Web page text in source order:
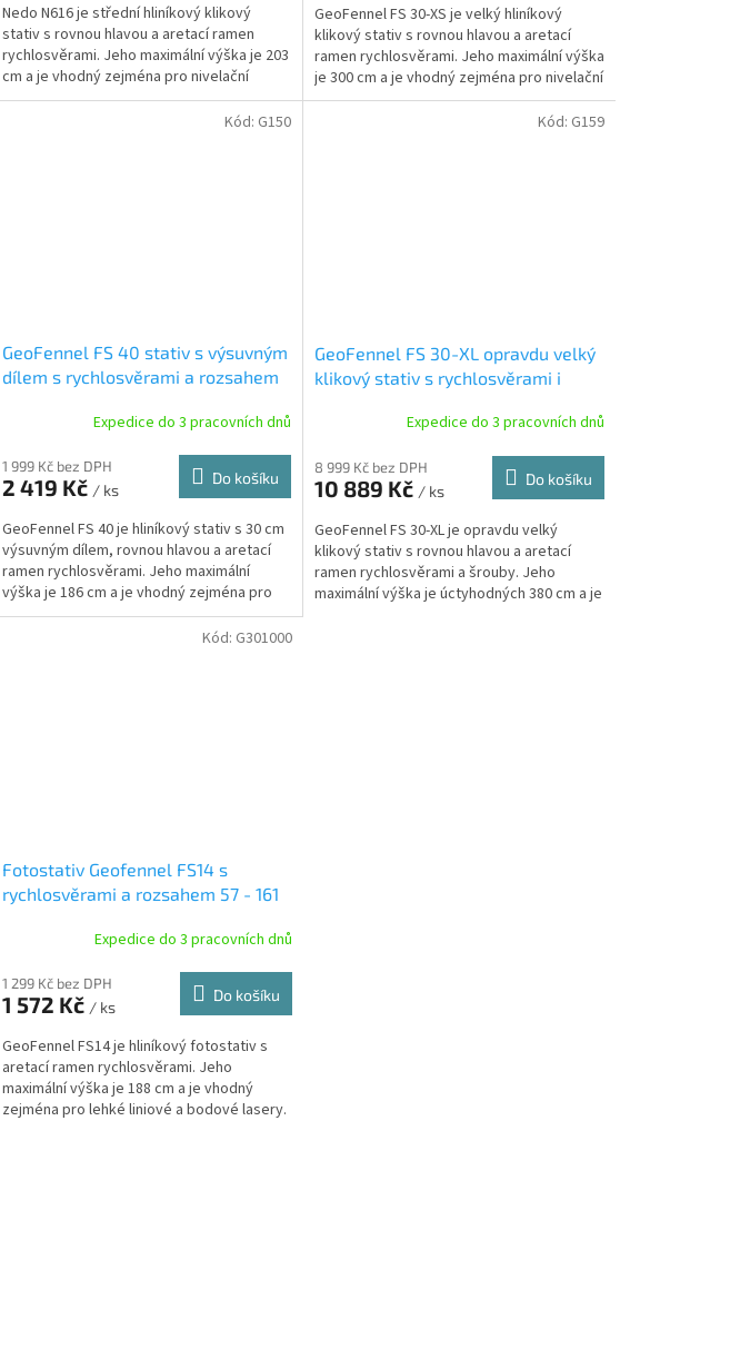
Nedo N616 je střední hliníkový klikový
stativ s rovnou hlavou a aretací ramen
rychlosvěrami. Jeho maximální výška je 203
cm a je vhodný zejména pro nivelační
přístroje, rotační...
GeoFennel FS 30-XS je velký hliníkový
klikový stativ s rovnou hlavou a aretací
ramen rychlosvěrami. Jeho maximální výška
je 300 cm a je vhodný zejména pro nivelační
přístroje,...
GeoFennel FS 40 stativ s výsuvným
dílem s rychlosvěrami a rozsahem
Expedice do 3 pracovních dnů
1 999 Kč bez DPH
2 419 Kč / ks
Do košíku
GeoFennel FS 40 je hliníkový stativ s 30 cm
výsuvným dílem, rovnou hlavou a aretací
ramen rychlosvěrami. Jeho maximální
výška je 186 cm a je vhodný zejména pro
nivelační...
Kód: G150
GeoFennel FS 30-XL opravdu velký
klikový stativ s rychlosvěrami i
Expedice do 3 pracovních dnů
8 999 Kč bez DPH
10 889 Kč / ks
Do košíku
GeoFennel FS 30-XL je opravdu velký
klikový stativ s rovnou hlavou a aretací
ramen rychlosvěrami a šrouby. Jeho
maximální výška je úctyhodných 380 cm a je
Kód: G159
Fotostativ Geofennel FS14 s
rychlosvěrami a rozsahem 57 - 161
Expedice do 3 pracovních dnů
1 299 Kč bez DPH
1 572 Kč / ks
Do košíku
GeoFennel FS14 je hliníkový fotostativ s
aretací ramen rychlosvěrami. Jeho
maximální výška je 188 cm a je vhodný
zejména pro lehké liniové a bodové lasery.
Kód: G301000